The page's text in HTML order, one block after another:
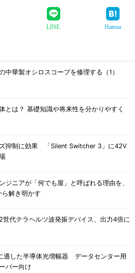
LINE Hatena
中華製オシロスコープを修理する（1）
とは？ 基礎知識や将来性を分かりやすく
抑制に効果 「Silent Switcher 3」に42V
ジニアが「何でも屋」と呼ばれる理由を、
ら解き明かす
世代テラヘルツ波発振デバイス、出力4倍に
適した半導体光増幅器 データセンター用
バー向け